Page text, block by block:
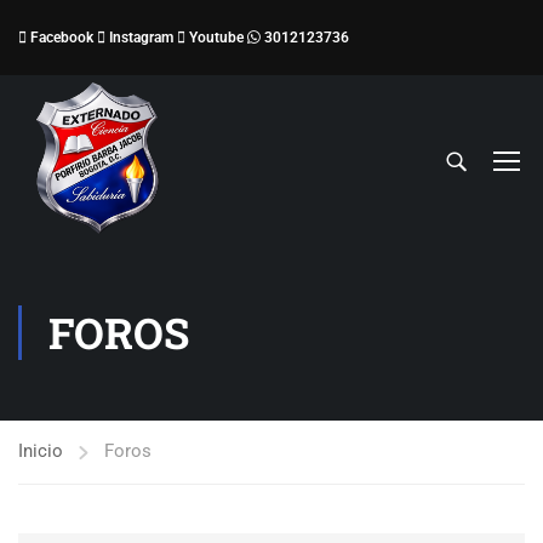
Facebook Instagram Youtube 3012123736
FOROS
Inicio Foros